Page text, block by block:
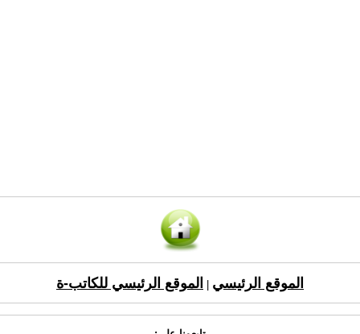
الموقع الرئيسي الموقع الرئيسي للكاتب-ة